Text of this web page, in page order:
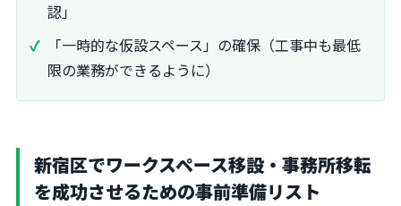
認」
「一時的な仮設スペース」の確保（工事中も最低
限の業務ができるように）
新宿区でワークスペース移設・事務所移転
を成功させるための事前準備リスト